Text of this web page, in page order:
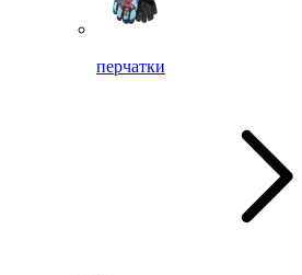
перчатки